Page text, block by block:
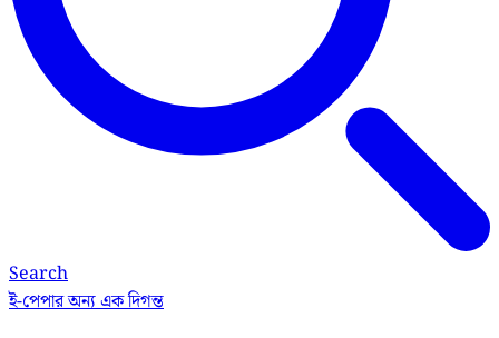
Search
ই-পেপারঅন্য এক দিগন্ত